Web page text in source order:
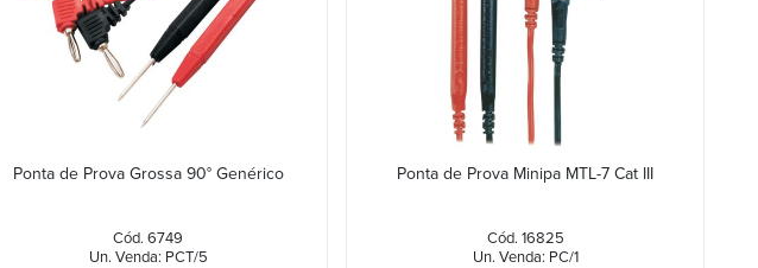
Ponta de Prova Grossa 90° Genérico
Cód. 6749
Un. Venda: PCT/5
Ponta de Prova Minipa MTL-7 Cat III
Cód. 16825
Un. Venda: PC/1